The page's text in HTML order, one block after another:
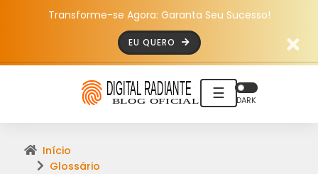
Transforme-se Agora: Garanta Seu Sucesso!
EU QUERO
☰ DARK
Início
Glossário